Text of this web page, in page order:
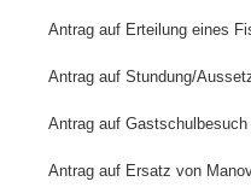
Antrag auf Erteilung eines
Antrag auf Stundung/
Antrag auf Gastschulbesuch
Antrag auf Ersatz von